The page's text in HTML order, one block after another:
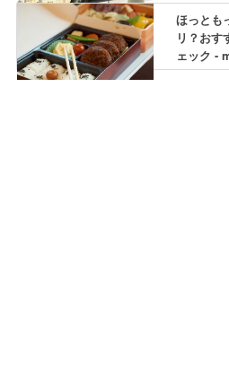
ほっとも
リ？おす
ェック -